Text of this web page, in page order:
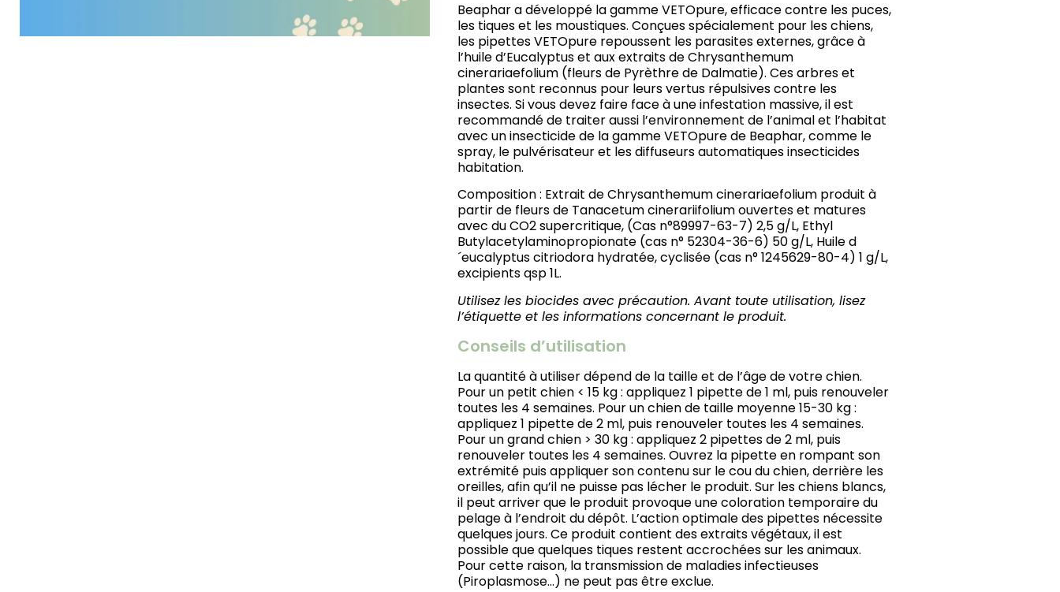
Beaphar a développé la gamme VETOpure, efficace contre les puces,
les tiques et les moustiques. Conçues spécialement pour les chiens,
les pipettes VETOpure repoussent les parasites externes, grâce à
l’huile d’Eucalyptus et aux extraits de Chrysanthemum
cinerariaefolium (fleurs de Pyrèthre de Dalmatie). Ces arbres et
plantes sont reconnus pour leurs vertus répulsives contre les
insectes. Si vous devez faire face à une infestation massive, il est
recommandé de traiter aussi l’environnement de l’animal et l’habitat
avec un insecticide de la gamme VETOpure de Beaphar, comme le
spray, le pulvérisateur et les diffuseurs automatiques insecticides
habitation.
Composition : Extrait de Chrysanthemum cinerariaefolium produit à
partir de fleurs de Tanacetum cinerariifolium ouvertes et matures
avec du CO2 supercritique, (Cas n°89997-63-7) 2,5 g/L, Ethyl
Butylacetylaminopropionate (cas n° 52304-36-6) 50 g/L, Huile d
´eucalyptus citriodora hydratée, cyclisée (cas n° 1245629-80-4) 1 g/L,
excipients qsp 1L.
Utilisez les biocides avec précaution. Avant toute utilisation, lisez
l’étiquette et les informations concernant le produit.
Conseils d’utilisation
La quantité à utiliser dépend de la taille et de l’âge de votre chien.
Pour un petit chien < 15 kg : appliquez 1 pipette de 1 ml, puis renouveler
toutes les 4 semaines. Pour un chien de taille moyenne 15-30 kg :
appliquez 1 pipette de 2 ml, puis renouveler toutes les 4 semaines.
Pour un grand chien > 30 kg : appliquez 2 pipettes de 2 ml, puis
renouveler toutes les 4 semaines. Ouvrez la pipette en rompant son
extrémité puis appliquer son contenu sur le cou du chien, derrière les
oreilles, afin qu’il ne puisse pas lécher le produit. Sur les chiens blancs,
il peut arriver que le produit provoque une coloration temporaire du
pelage à l’endroit du dépôt. L’action optimale des pipettes nécessite
quelques jours. Ce produit contient des extraits végétaux, il est
possible que quelques tiques restent accrochées sur les animaux.
Pour cette raison, la transmission de maladies infectieuses
(Piroplasmose…) ne peut pas être exclue.